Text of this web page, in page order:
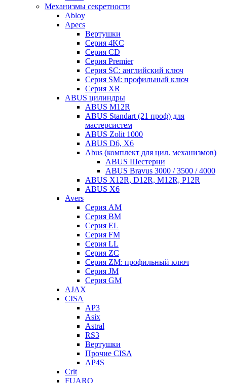
Механизмы секретности
Abloy
Apecs
Вертушки
Серия 4KC
Серия CD
Серия Premier
Серия SC: английский ключ
Серия SM: профильный ключ
Серия XR
ABUS цилиндры
ABUS M12R
ABUS Standart (21 проф) для
мастерсистем
ABUS Zolit 1000
ABUS D6, X6
Abus (комплект для цил. механизмов)
ABUS Шестерни
ABUS Bravus 3000 / 3500 / 4000
ABUS X12R, D12R, M12R, P12R
ABUS X6
Avers
Серия AM
Серия BM
Серия EL
Серия FM
Серия LL
Серия ZC
Серия ZM: профильный ключ
Серия JM
Серия GM
AJAX
CISA
AP3
Asix
Astral
RS3
Вертушки
Прочие CISA
AP4S
Crit
FUARO